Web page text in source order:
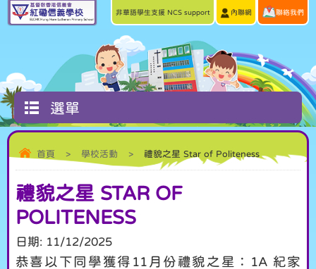
非華語學生支援 NCS support 內聯網 聯絡我們
選單
首頁 > 學校活動 > 禮貌之星 Star of Politeness
禮貌之星 STAR OF
POLITENESS
日期: 11/12/2025
恭喜以下同學獲得11月份禮貌之星：1A 紀家